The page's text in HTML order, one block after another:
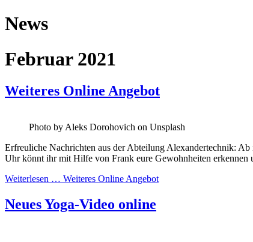
News
Februar 2021
Weiteres Online Angebot
Photo by Aleks Dorohovich on Unsplash
Erfreuliche Nachrichten aus der Abteilung Alexandertechnik:
Uhr könnt ihr mit Hilfe von Frank eure Gewohnheiten erkennen
Weiterlesen … Weiteres Online Angebot
Neues Yoga-Video online